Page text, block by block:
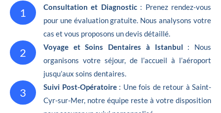
1 Consultation et Diagnostic: Prenez rendez-vous
pour une évaluation gratuite. Nous analysons votre
cas et vous proposons un devis détaillé.
2 Voyage et Soins Dentaires à Istanbul : Nous
organisons votre séjour, de l’accueil à l’aéroport
jusqu’aux soins dentaires.
3 Suivi Post-Opératoire : Une fois de retour à Saint-
Cyr-sur-Mer, notre équipe reste à votre disposition